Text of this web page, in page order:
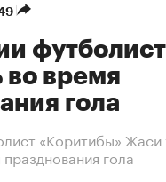
во время
гола
«Коритибы» Жаси
гола